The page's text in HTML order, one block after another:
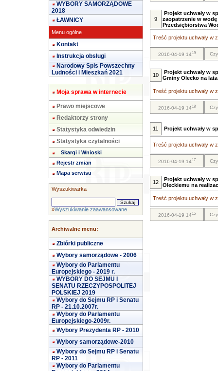
WYBORY SAMORZĄDOWE
2018
ŁAWNICY
Menu ogólne
Kontakt
Instrukcja obsługi
Narodowy Spis Powszechny
Ludności i Mieszkań 2021
Moja sprawa w internecie
Prawo miejscowe
Redaktorzy strony
Statystyka odwiedzin
Statystyka czytalności
Skargi i Wnioski
Rejestr zmian
Mapa serwisu
Wyszukiwarka
»Wyszukiwanie zaawansowane
Archiwalne menu:
Zbiórki publiczne
Wybory samorządowe - 2006
Wybory do Parlamentu
Europejskiego - 2019 r.
WYBORY DO SEJMU I
SENATU RZECZYPOSPOLITEJ
POLSKIEJ 2019
Wybory do Sejmu RP i Senatu
RP - 21.10.2007r.
Wybory do Parlamentu
Europejskiego-2009r.
Wybory Prezydenta RP - 2010
Wybory samorządowe-2010
Wybory do Sejmu RP i Senatu
RP - 2011
Wybory do Parlamentu
9
Projekt uchwały w
zaopatrzenie w
Przedsiębiorstwa
Treść projektu uchwały w
2016-04-19 1419
10
Projekt uchwały w
Gminy Olecko na lata
Treść projektu uchwały w
2016-04-19 1418
11 Projekt uchwały w
Treść projektu uchwały w
2016-04-19 1417
12
Projekt uchwały w
Oleckiemu na
Treść projektu uchwały w
2016-04-19 1415